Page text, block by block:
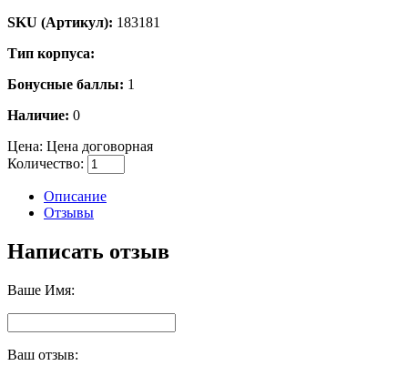
SKU (Артикул): 183181
Тип корпуса:
Бонусные баллы: 1
Наличие: 0
Цена: Цена договорная
Количество:
Описание
Отзывы
Написать отзыв
Ваше Имя:
Ваш отзыв: